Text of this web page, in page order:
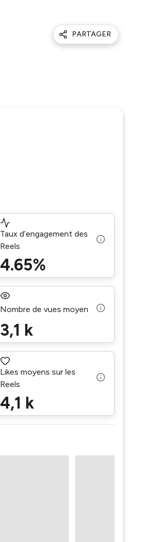
PARTAGER
Taux d’engagement des
Reels
4.65%
Nombre de vues moyen
3,1 k
Likes moyens sur les
Reels
4,1 k